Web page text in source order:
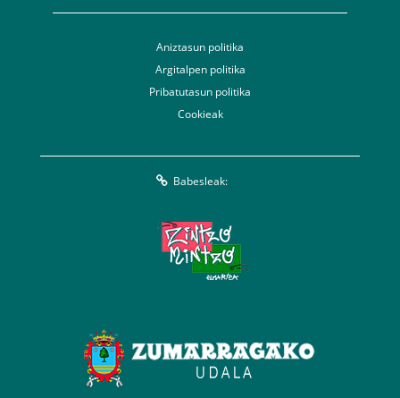
Aniztasun politika
Argitalpen politika
Pribatutasun politika
Cookieak
Babesleak: